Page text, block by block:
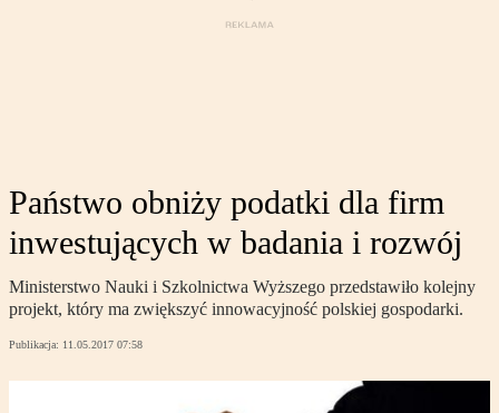
Państwo obniży podatki dla firm
inwestujących w badania i rozwój
Ministerstwo Nauki i Szkolnictwa Wyższego przedstawiło kolejny
projekt, który ma zwiększyć innowacyjność polskiej gospodarki.
Publikacja: 11.05.2017 07:58